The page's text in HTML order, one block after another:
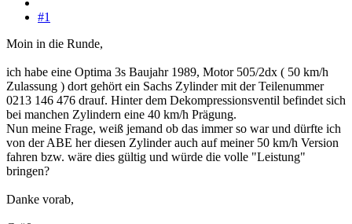
#1
Moin in die Runde,
ich habe eine Optima 3s Baujahr 1989, Motor 505/2dx ( 50 km/h
Zulassung ) dort gehört ein Sachs Zylinder mit der Teilenummer
0213 146 476 drauf. Hinter dem Dekompressionsventil befindet sich
bei manchen Zylindern eine 40 km/h Prägung.
Nun meine Frage, weiß jemand ob das immer so war und dürfte ich
von der ABE her diesen Zylinder auch auf meiner 50 km/h Version
fahren bzw. wäre dies gültig und würde die volle "Leistung"
bringen?
Danke vorab,